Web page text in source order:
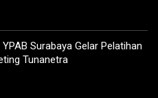
Surabaya Gelar Pelatihan
Tunanetra